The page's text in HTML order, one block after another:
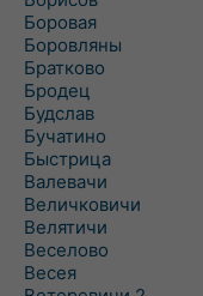
Боровая
Боровляны
Братково
Бродец
Будслав
Бучатино
Быстрица
Валевачи
Величковичи
Велятичи
Веселово
Весея